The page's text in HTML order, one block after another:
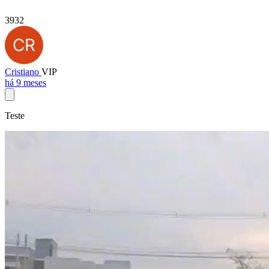
3932
Cristiano VIP
há 9 meses
Teste